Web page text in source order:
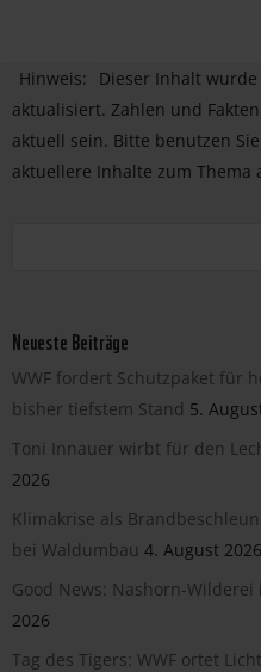
Hinweis:
Dieser Inhalt
aktualisiert. Zahlen und
aktuell sein. Bitte benutzen
aktuellere Inhalte zum Thema
Neueste Beiträge
WWF fordert Schutzpaket für
bisher tiefstem Stand 5.
Toni Innauer wirbt für den
2026
Klimakrise als
bei Waldumbau 4. August 2026
Good News: Nashorn-
2026
Tag des Tigers: WWF ortet